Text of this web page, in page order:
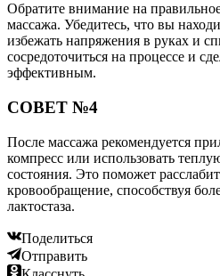
Обратите внимание на
массажа. Убедитесь, что вы
избежать напряжения в руках и
сосредоточиться на процессе и
эффективным.
СОВЕТ №4
После массажа рекомендуется
компресс или использовать
состояния. Это поможет
кровообращение, способствуя
лактостаза.
Поделиться
Отправить